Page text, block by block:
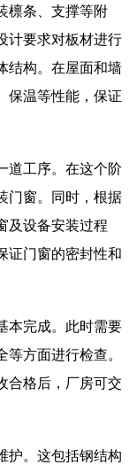
檩条、支撑等附
计要求对板材进行
结构。在屋面和墙
保温等性能，保证
工序。在这个阶
门窗。同时，根据
及设备安装过程
证门窗的密封性和
完成。此时需要
方面进行检查。
合格后，厂房可交
。这包括钢结构